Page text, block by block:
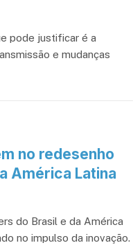
pode justificar é a
e mudanças
no redesenho
América Latina
do Brasil e da América
no impulso da inovação.